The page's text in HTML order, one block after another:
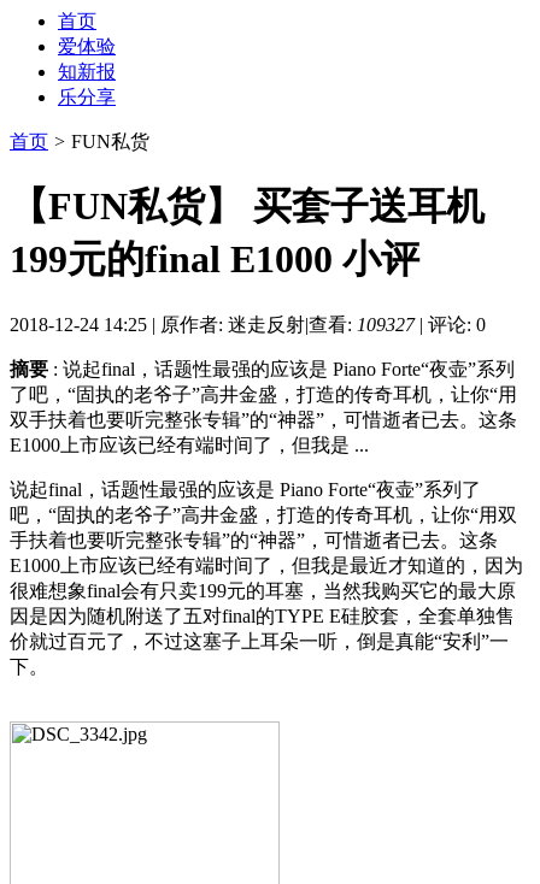
首页
爱体验
知新报
乐分享
首页 > FUN私货
【FUN私货】 买套子送耳机
199元的final E1000 小评
2018-12-24 14:25 | 原作者: 迷走反射|查看: 109327| 评论: 0
摘要 : 说起final，话题性最强的应该是 Piano Forte“夜壶”系列
了吧，“固执的老爷子”高井金盛，打造的传奇耳机，让你“用
双手扶着也要听完整张专辑”的“神器”，可惜逝者已去。这条
E1000上市应该已经有端时间了，但我是 ...
说起final，话题性最强的应该是 Piano Forte“夜壶”系列了
吧，“固执的老爷子”高井金盛，打造的传奇耳机，让你“用双
手扶着也要听完整张专辑”的“神器”，可惜逝者已去。这条
E1000上市应该已经有端时间了，但我是最近才知道的，因为
很难想象final会有只卖199元的耳塞，当然我购买它的最大原
因是因为随机附送了五对final的TYPE E硅胶套，全套单独售
价就过百元了，不过这塞子上耳朵一听，倒是真能“安利”一
下。